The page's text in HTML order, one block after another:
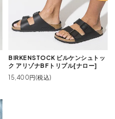
BIRKENSTOCK ビルケンシュトッ
ク アリゾナBFトリプル[ナロー]
15,400円(税込)